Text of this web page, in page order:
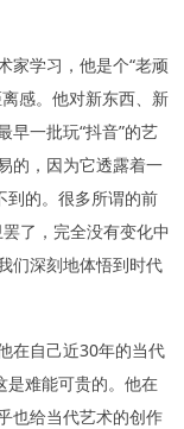
家学习，他是个“老顽
感。他对新东西、新
早一批玩“抖音”的艺
的，因为它透露着一
到的。很多所谓的前
了，完全没有变化中
们深刻地体悟到时代
自己近30年的当代
是难能可贵的。他在
也给当代艺术的创作